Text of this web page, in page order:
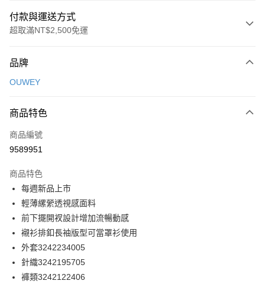
付款與運送方式
超取滿NT$2,500免運
信用卡一次付款
3 期 0 利率 每期
合作金庫商業銀行
上海商業儲蓄銀行
臺灣中小企業銀行
匯豐（台灣）商業銀行
聯邦商業銀行
元大商業銀行
玉山商業銀行
台灣樂天信用卡公司
超商取貨付款
LINE Pay
Apple Pay
街口支付
悠遊付
全盈+PAY
大哥付你分期
相關說明
品牌
OUWEY
商品特色
商品編號
9589951
商品特色
每週新品上市
輕薄縲縈透視感面料
前下擺開衩設計增加流暢動感
襯衫排釦長袖版型可當罩衫使用
外套3242234005
針織3242195705
褲類3242122406